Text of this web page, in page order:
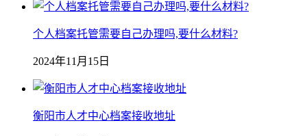
个人档案托管需要自己办理吗,要什么材料?
2024年11月15日
衡阳市人才中心档案接收地址